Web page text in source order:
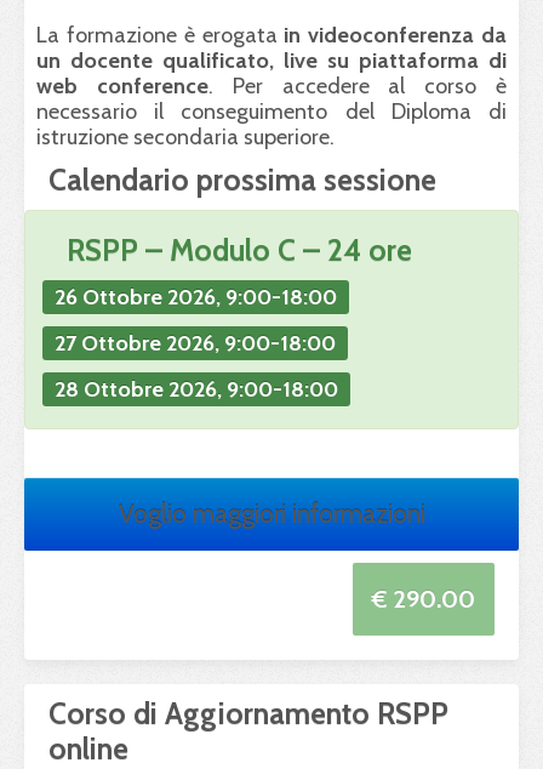
La formazione è erogata in videoconferenza da
un docente qualificato, live su piattaforma di
web conference. Per accedere al corso è
necessario il conseguimento del Diploma di
istruzione secondaria superiore.
Calendario prossima sessione
RSPP – Modulo C – 24 ore
26 Ottobre 2026, 9:00-18:00
27 Ottobre 2026, 9:00-18:00
28 Ottobre 2026, 9:00-18:00
Voglio maggiori informazioni
€ 290.00
Corso di Aggiornamento RSPP
online